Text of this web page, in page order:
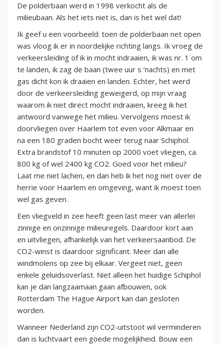
De polderbaan werd in 1998 verkocht als de
milieubaan. Als het iets niet is, dan is het wel dat!
Ik geef u een voorbeeld: toen de polderbaan net open
was vloog ik er in noordelijke richting langs. Ik vroeg de
verkeersleiding of ik in mocht indraaien, ik was nr. 1 om
te landen, ik zag de baan (twee uur s ‘nachts) en met
gas dicht kon ik draaien en landen. Echter, het werd
door de verkeersleiding geweigerd, op mijn vraag
waarom ik niet direct mocht indraaien, kreeg ik het
antwoord vanwege het milieu. Vervolgens moest ik
doorvliegen over Haarlem tot even voor Alkmaar en
na een 180 graden bocht weer terug naar Schiphol.
Extra brandstof 10 minuten op 2000 voet vliegen, ca.
800 kg of wel 2400 kg CO2. Goed voor het milieu?
Laat me niet lachen, en dan heb ik het nog niet over de
herrie voor Haarlem en omgeving, want ik moest toen
wel gas geven.
Een vliegveld in zee heeft geen last meer van allerlei
zinnige en onzinnige milieuregels. Daardoor kort aan
en uitvliegen, afhankelijk van het verkeersaanbod. De
CO2-winst is daardoor significant. Meer dan alle
windmolens op zee bij elkaar. Vergeet niet, geen
enkele geluidsoverlast. Niet alleen het huidige Schiphol
kan je dan langzaamaan gaan afbouwen, ook
Rotterdam The Hague Airport kan dan gesloten
worden.
Wanneer Nederland zijn CO2-uitstoot wil verminderen
dan is luchtvaart een goede mogelijkheid. Bouw een